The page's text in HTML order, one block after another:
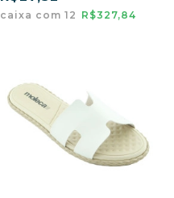
caixa com 12 R$327,84